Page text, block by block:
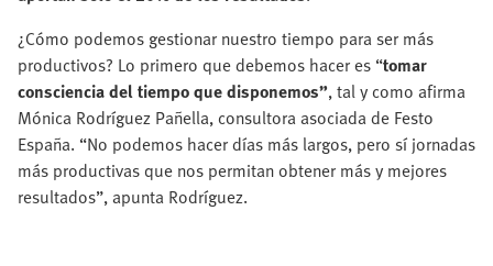
¿Cómo podemos gestionar nuestro tiempo para ser más
productivos? Lo primero que debemos hacer es “tomar
consciencia del tiempo que disponemos”, tal y como afirma
Mónica Rodríguez Pañella, consultora asociada de Festo
España. “No podemos hacer días más largos, pero sí jornadas
más productivas que nos permitan obtener más y mejores
resultados”, apunta Rodríguez.